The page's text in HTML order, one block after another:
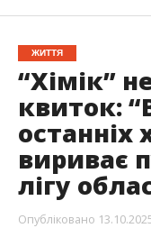
ЖИТТЯ
“Хімік”
квиток:
останніх
вириває
лігу
Опубліковано